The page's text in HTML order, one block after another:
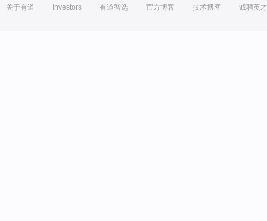
关于有道 Investors 有道智选 官方博客 技术博客 诚聘英才